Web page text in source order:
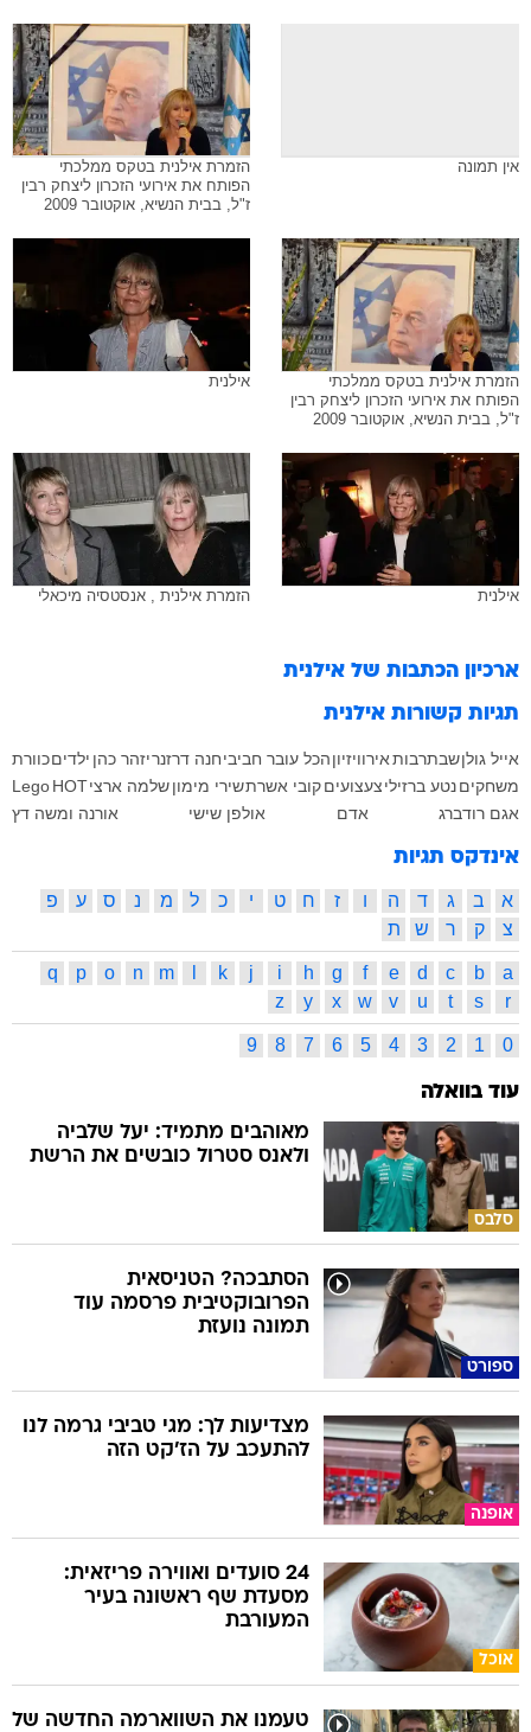
אין תמונה
הזמרת אילנית בטקס ממלכתי
הפותח את אירועי הזכרון ליצחק רבין
ז"ל, בבית הנשיא, אוקטובר 2009
הזמרת אילנית בטקס ממלכתי
הפותח את אירועי הזכרון ליצחק רבין
ז"ל, בבית הנשיא, אוקטובר 2009
אילנית
אילנית הזמרת אילנית , אנסטסיה מיכאלי
ארכיון הכתבות של אילנית
תגיות קשורות אילנית
אייל גולןשבתרבותאירוויזיוןהכל עובר חביביחנה דרזנריזהר כהן ילדיםכוורת
משחקיםנטע ברזיליצעצועיםקובי אשרתשירי מימוןשלמה ארציHOT
Lego
אגם רודברג
אדם אולפן שישי אורנה ומשה דץ
אינדקס תגיות
א ב ג ד ה ו ז ח ט י כ ל מ נ ס ע
פ
צ
ק ר ש ת
a
b
c
d
e
f
g
h
i
j
k
m
n
o
p
q
r
s
t
u
v
w
x
y
z
0
1
2
3
4
5
6
7
8
9
עוד בוואלה
סלבס
מאוהבים מתמיד: יעל שלביה
ולאנס סטרול כובשים את הרשת
ספורט
הסתבכה? הטניסאית
הפרובוקטיבית פרסמה עוד
תמונה נועזת
אופנה
מצדיעות לך: מגי טביבי גרמה לנו
להתעכב על הז'קט הזה
אוכל
24 סועדים ואווירה פריזאית:
מסעדת שף ראשונה בעיר
המעורבת
טעמנו את השווארמה החדשה של